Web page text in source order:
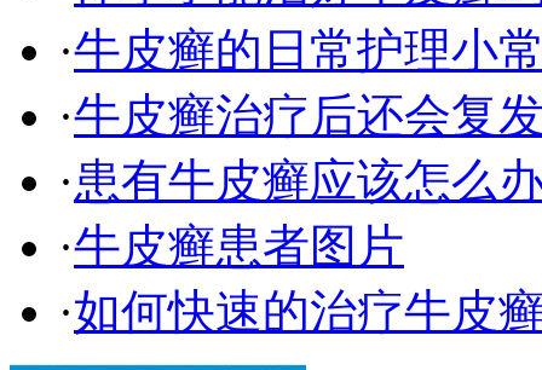
·牛皮癣的日常护理小
·牛皮癣治疗后还会复
·患有牛皮癣应该怎么
·牛皮癣患者图片
·如何快速的治疗牛皮